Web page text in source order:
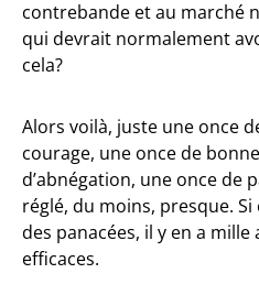
contrebande et au marché
qui devrait normalement
cela?
Alors voilà, juste une once
courage, une once de
d’abnégation, une once de
réglé, du moins, presque.
des panacées, il y en a
efficaces.